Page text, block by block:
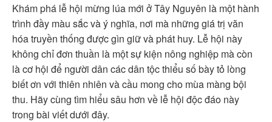
Khám phá lễ hội mừng lúa mới ở Tây Nguyên là một hành
trình đầy màu sắc và ý nghĩa, nơi mà những giá trị văn
hóa truyền thống được gìn giữ và phát huy. Lễ hội này
không chỉ đơn thuần là một sự kiện nông nghiệp mà còn
là cơ hội để người dân các dân tộc thiểu số bày tỏ lòng
biết ơn với thiên nhiên và cầu mong cho mùa màng bội
thu. Hãy cùng tìm hiểu sâu hơn về lễ hội độc đáo này
trong bài viết dưới đây.